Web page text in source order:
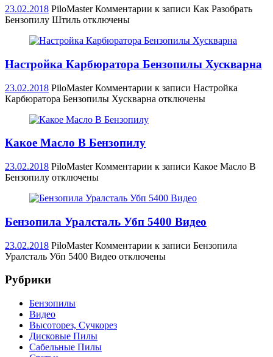
23.02.2018 PiloMaster Комментарии к записи Как Разобрать
Бензопилу Штиль отключены
Настройка Карбюратора Бензопилы Хускварна
23.02.2018 PiloMaster Комментарии к записи Настройка
Карбюратора Бензопилы Хускварна отключены
Какое Масло В Бензопилу
23.02.2018 PiloMaster Комментарии к записи Какое Масло В
Бензопилу отключены
Бензопила Уралсталь Убп 5400 Видео
23.02.2018 PiloMaster Комментарии к записи Бензопила
Уралсталь Убп 5400 Видео отключены
Рубрики
Бензопилы
Видео
Высоторез, Сучкорез
Дисковые Пилы
Сабельные Пилы